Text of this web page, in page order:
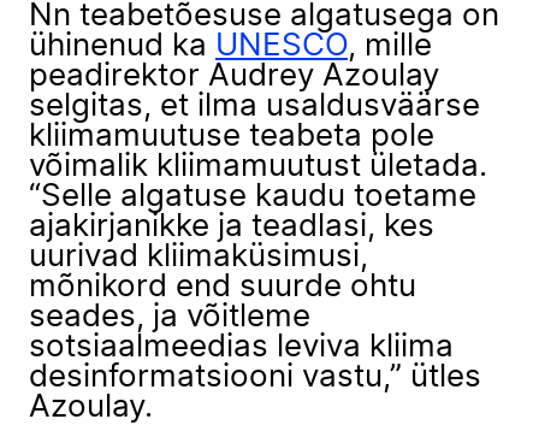
Nn teabetõesuse algatusega on
ühinenud ka UNESCO, mille
peadirektor Audrey Azoulay
selgitas, et ilma usaldusväärse
kliimamuutuse teabeta pole
võimalik kliimamuutust ületada.
“Selle algatuse kaudu toetame
ajakirjanikke ja teadlasi, kes
uurivad kliimaküsimusi,
mõnikord end suurde ohtu
seades, ja võitleme
sotsiaalmeedias leviva kliima
desinformatsiooni vastu,” ütles
Azoulay.